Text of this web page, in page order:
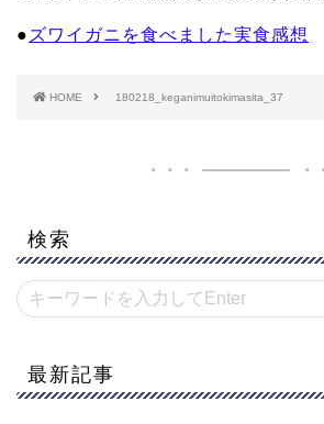
● ズワイガニを食べました実食感想
HOME 180218_keganimuitokimasita_37
検索
最新記事